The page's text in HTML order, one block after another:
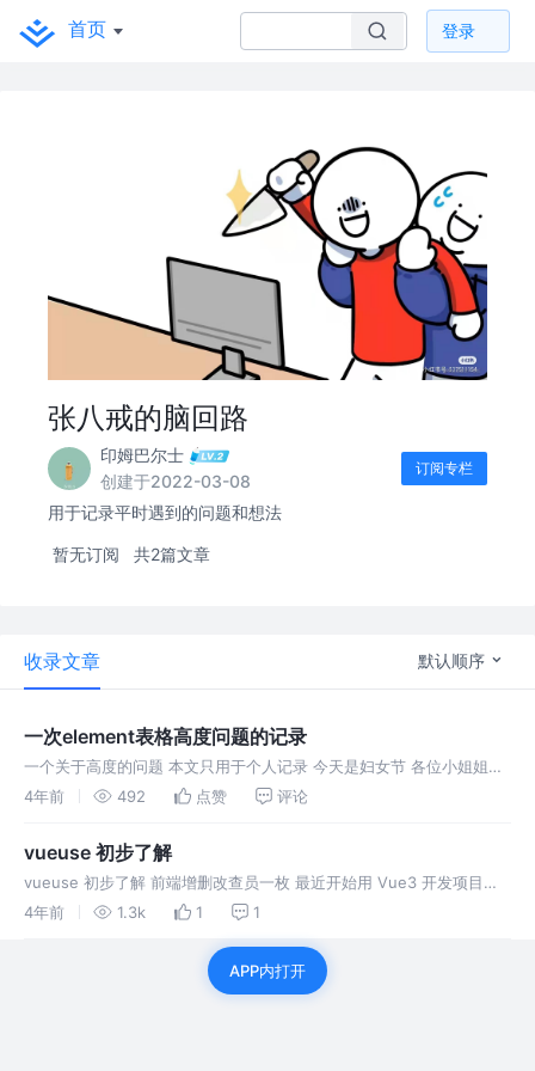
首页 登录
张八戒的脑回路
印姆巴尔士
创建于2022-03-08
订阅专栏
用于记录平时遇到的问题和想法
暂无订阅 共2篇文章
收录文章 默认顺序
一次element表格高度问题的记录
一个关于高度的问题 本文只用于个人记录 今天是妇女节 各位小姐姐节
日快乐呀 前端增删改查员又来改bug了呀 背景: 一个简单的增删改查页
4年前 492 点赞 评论
vueuse 初步了解
vueuse 初步了解 前端增删改查员一枚 最近开始用 Vue3 开发项目了
意料之中, 已有很多大佬开发了 Vue 相关的库(崇拜), 例如 vueuse 和
4年前 1.3k 1 1
APP内打开